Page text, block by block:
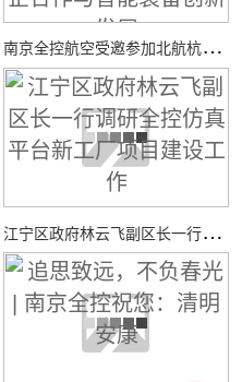
南
京全控航空受邀参加北航杭州国际校园“中西日”活动，共探校企合作与智能装备创新发展
江
宁区政府林云飞副区长一行调研全控仿真平台新工厂项目建设工作